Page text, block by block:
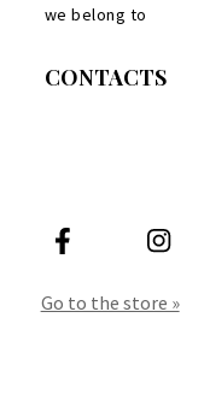
we belong to
CONTACTS
Go to the store »